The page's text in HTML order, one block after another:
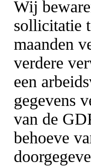
Wij
sollicitatie
maanden
verdere
een
gegevens
van de
behoeve